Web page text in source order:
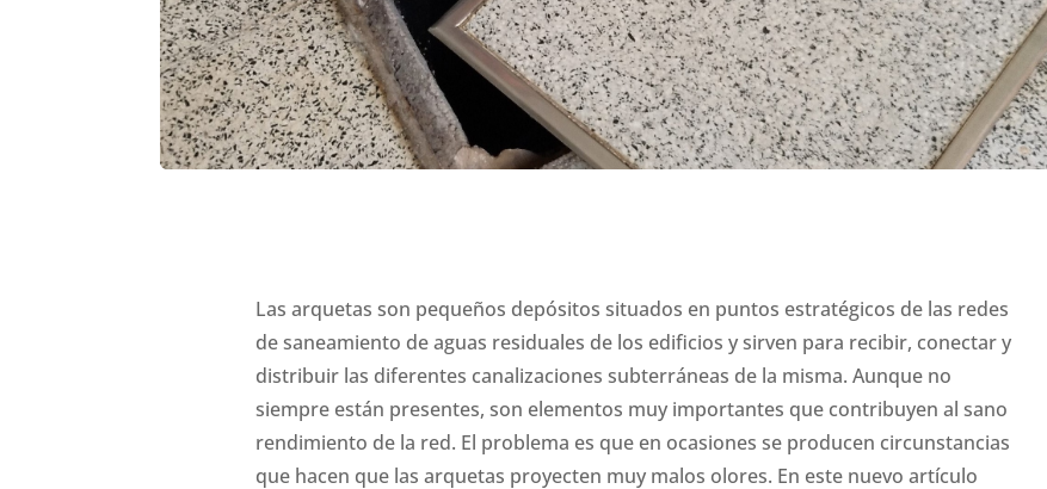
Las arquetas son pequeños depósitos situados en puntos estratégicos de las redes
de saneamiento de aguas residuales de los edificios y sirven para recibir, conectar y
distribuir las diferentes canalizaciones subterráneas de la misma. Aunque no
siempre están presentes, son elementos muy importantes que contribuyen al sano
rendimiento de la red. El problema es que en ocasiones se producen circunstancias
que hacen que las arquetas proyecten muy malos olores. En este nuevo artículo